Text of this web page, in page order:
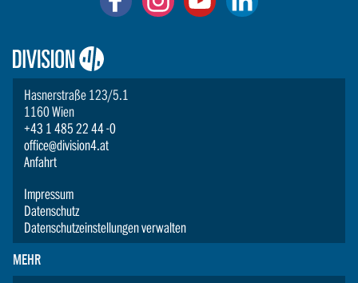
Logo:
Division4
Hasnerstraße 123/5.1
1160 Wien
+43 1 485 22 44 -0
office@division4.at
Anfahrt
Impressum
Datenschutz
Datenschutzeinstellungen verwalten
MEHR